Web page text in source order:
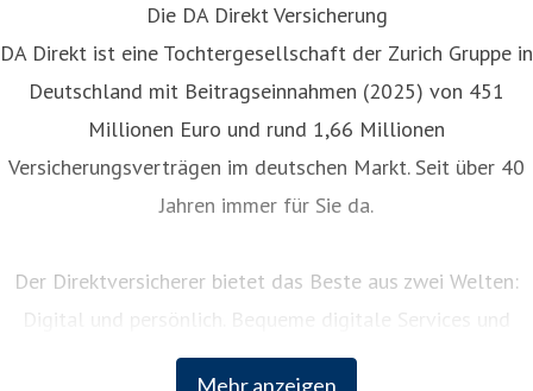
Mehr anzeigen
Die DA Direkt Versicherung
DA Direkt ist eine Tochtergesellschaft der Zurich Gruppe in
Deutschland mit Beitragseinnahmen (2025) von 451
Millionen Euro und rund 1,66 Millionen
Versicherungsverträgen im deutschen Markt. Seit über 40
Jahren immer für Sie da.
Der Direktversicherer bietet das Beste aus zwei Welten:
Digital und persönlich. Bequeme digitale Services und
persönliche Unterstützung rund um die Uhr. Als Teil der